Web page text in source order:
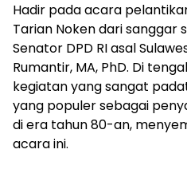
Hadir pada acara
Tarian Noken dari sanggar
Senator DPD RI asal
Rumantir, MA, PhD. Di
kegiatan yang sangat
yang populer sebagai
di era tahun 80-an,
acara ini.